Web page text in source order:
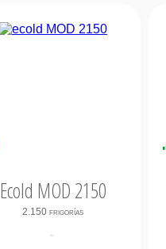
Ecold MOD 2150
2.150 frigorías
-